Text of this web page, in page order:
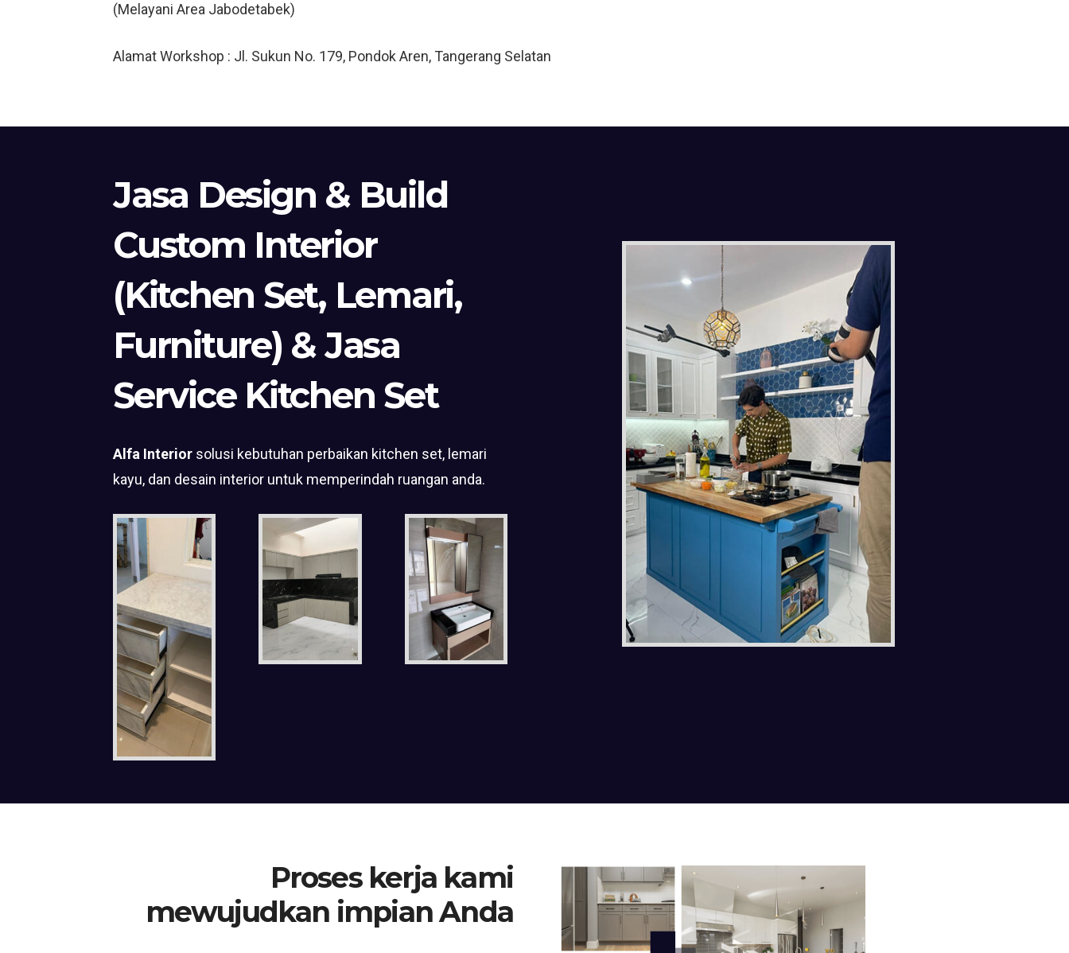
(Melayani Area Jabodetabek)
Alamat Workshop : Jl. Sukun No. 179, Pondok Aren, Tangerang Selatan
Jasa Design & Build
Custom Interior
(Kitchen Set, Lemari,
Furniture) & Jasa
Service Kitchen Set
Alfa Interior solusi kebutuhan perbaikan kitchen set, lemari
kayu, dan desain interior untuk memperindah ruangan anda.
Proses kerja kami
mewujudkan impian Anda